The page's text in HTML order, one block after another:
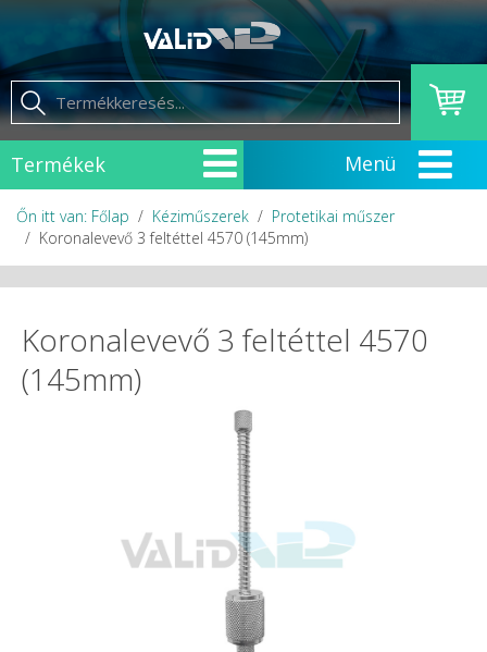
Termékek
Őn itt van: Főlap Kéziműszerek
Protetikai műszer
Koronalevevő 3 feltéttel 4570 (145mm)
Koronalevevő 3 feltéttel 4570
(145mm)